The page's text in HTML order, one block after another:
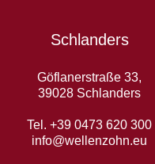
Schlanders
Göflanerstraße 33,
39028 Schlanders
Tel. +39 0473 620 300
info@wellenzohn.eu